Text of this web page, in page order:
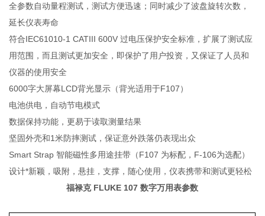
全参数自动量程测试，测试方便迅速；同时减少了波盘旋转次数，
延长仪表寿命
符合IEC61010-1 CATIII 600V 过电压保护安全标准，扩展了测试应
用范围，而且测试更加安全，即保护了用户投资，又保证了人员和
仪器的使用安全
6000字大屏幕LCD背光显示（背光适用于F107）
电池供电，自动节电模式
数据保持功能，更易于读取测量结果
坚固外壳和1米防摔测试，保证意外跌落仍表现出众
Smart Strap 智能磁性多用途挂带（F107 为标配，F-106为选配）
设计*新颖，吸附，悬挂，支撑，随心使用，仪表携带和测试更轻松
福禄克 FLUKE 107 数字万用表参数